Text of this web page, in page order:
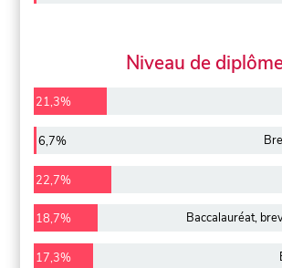
Niveau de
21,3%
6,7%
22,7%
18,7% Baccalauréat,
17,3%